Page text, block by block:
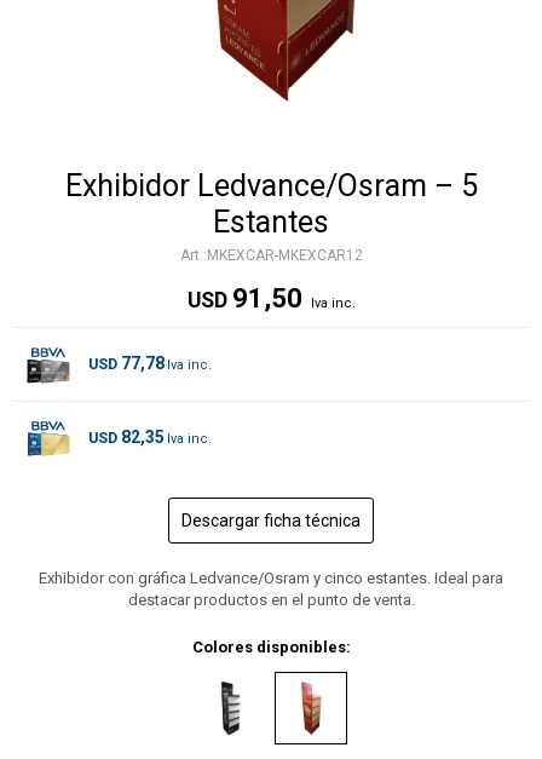
Exhibidor Ledvance/Osram – 5
Estantes
MKEXCAR-MKEXCAR12
USD 91,50
USD 77,78
USD 82,35
Descargar ficha técnica
Exhibidor con gráfica Ledvance/Osram y cinco estantes. Ideal para
destacar productos en el punto de venta.
Colores disponibles: